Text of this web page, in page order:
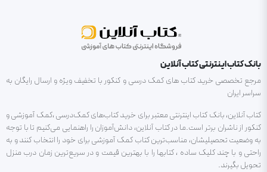
بانک کتاب اینترنتی کتاب آنلاین
مرجع تخصصی خرید کتاب های کمک درسی و کنکور با تخفیف ویژه و ارسال رایگان به
سراسر ایران
کتاب آنلاین، بانک کتاب اینترنتی معتبر برای خرید کتاب‌های کمک‌درسی ،کمک آموزشی و
کنکور از ناشران برتر است.ما در کتاب آنلاین، دانش‌آموزان را راهنمایی می‌کنیم تا با توجه
به وضعیت تحصیلیشان، مناسب‌ترین کتاب کمک آموزشی برای خود را انتخاب کنند و به
راحتی و با چند کلیک ساده ، کتابها را با بهترین قیمت و در سریع‌ترین زمان درب منزل
تحویل بگیرند.